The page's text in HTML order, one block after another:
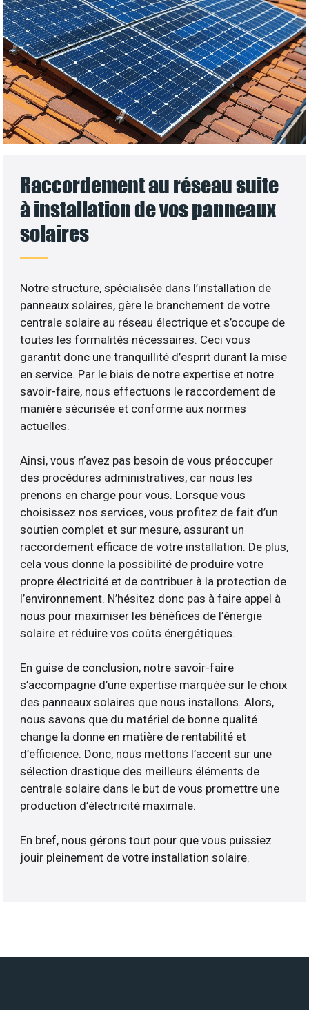
Raccordement au réseau suite
à installation de vos panneaux
solaires
Notre structure, spécialisée dans l’installation de
panneaux solaires, gère le branchement de votre
centrale solaire au réseau électrique et s’occupe de
toutes les formalités nécessaires. Ceci vous
garantit donc une tranquillité d’esprit durant la mise
en service. Par le biais de notre expertise et notre
savoir-faire, nous effectuons le raccordement de
manière sécurisée et conforme aux normes
actuelles.
Ainsi, vous n’avez pas besoin de vous préoccuper
des procédures administratives, car nous les
prenons en charge pour vous. Lorsque vous
choisissez nos services, vous profitez de fait d’un
soutien complet et sur mesure, assurant un
raccordement efficace de votre installation. De plus,
cela vous donne la possibilité de produire votre
propre électricité et de contribuer à la protection de
l’environnement. N’hésitez donc pas à faire appel à
nous pour maximiser les bénéfices de l’énergie
solaire et réduire vos coûts énergétiques.
En guise de conclusion, notre savoir-faire
s’accompagne d’une expertise marquée sur le choix
des panneaux solaires que nous installons. Alors,
nous savons que du matériel de bonne qualité
change la donne en matière de rentabilité et
d’efficience. Donc, nous mettons l’accent sur une
sélection drastique des meilleurs éléments de
centrale solaire dans le but de vous promettre une
production d’électricité maximale.
En bref, nous gérons tout pour que vous puissiez
jouir pleinement de votre installation solaire.